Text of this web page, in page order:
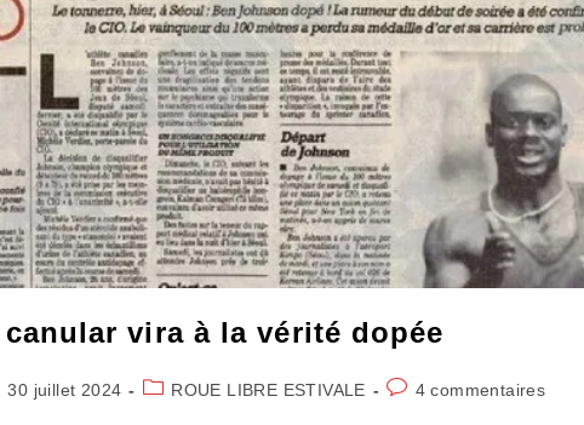
vira à la vérité dopée
30 juillet 2024
PostROUE LIBRE ESTIVALE
Commentaires
4 commentaires